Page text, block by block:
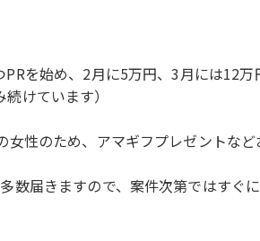
を始め、2月に5万円、3月には12万
けています）
女性のため、アマギフプレゼントなど
数届きますので、案件次第ではすぐ